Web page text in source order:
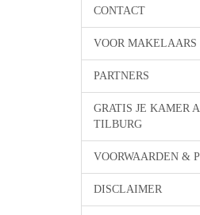
CONTACT
VOOR MAKELAARS
PARTNERS
GRATIS JE KAMER
TILBURG
VOORWAARDEN &
DISCLAIMER